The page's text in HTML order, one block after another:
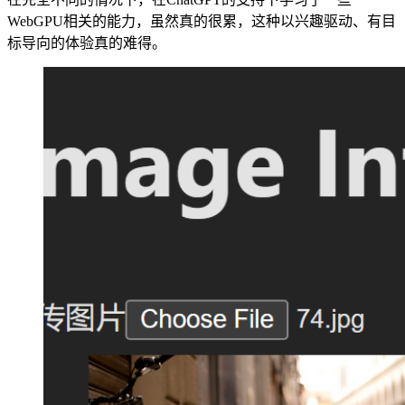
WebGPU相关的能力，虽然真的很累，这种以兴趣驱动、有目
标导向的体验真的难得。